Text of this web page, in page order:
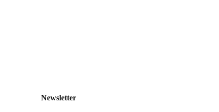
Newsletter